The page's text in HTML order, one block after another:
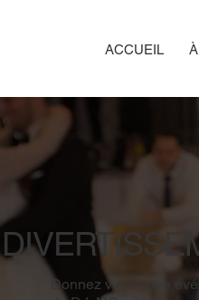
ACCUEIL
Donnez vie à votre